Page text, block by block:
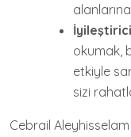
okumak,
etkiyle
sizi
Cebrail Aleyhisselam